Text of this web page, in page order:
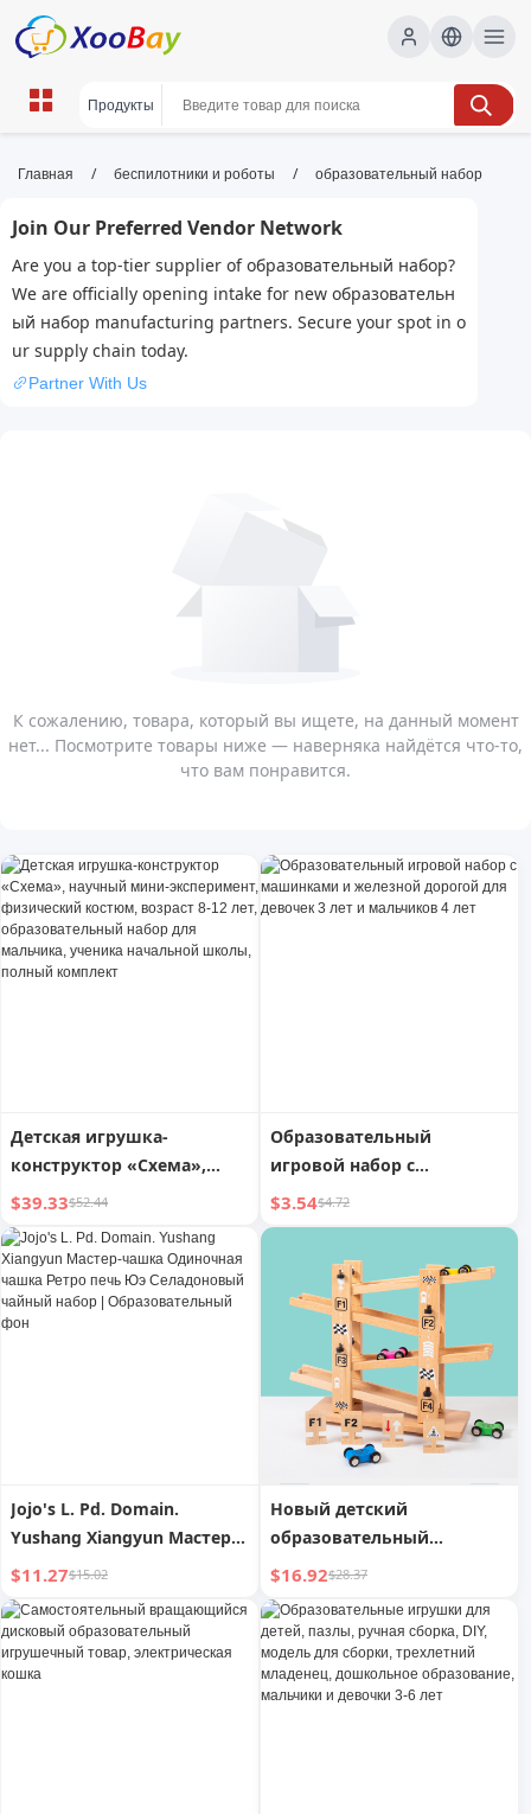
образовательный набор | XOOBAY
образовательный набор, обучение, развитие,
wholesale образовательный набор, XOOBAY
Набор для эффективного обучения: практические
материалы и задания.
Главная / беспилотники и роботы / образовательный набор
Join Our Preferred Vendor Network
Are you a top-tier supplier of образовательный набор?
We are officially opening intake for new образовательн
ый набор manufacturing partners. Secure your spot in o
ur supply chain today.
Partner With Us
К сожалению, товара, который вы ищете, на данный момент
нет... Посмотрите товары ниже — наверняка найдётся что-то,
что вам понравится.
Детская игрушка-
конструктор «Схема»,
научный мини-
эксперимент, физический
костюм, возраст 8-12 лет,
образовательный набор
для мальчика, ученика
$39.33$52.44
Образовательный
игровой набор с
машинками и железной
дорогой для девочек 3 лет
$3.54$4.72
Jojo's L. Pd. Domain.
Yushang Xiangyun Мастер-
чашка Одиночная чашка
Ретро печь Юэ
Селадоновый чайный
набор | Образовательный
фон
$11.27$15.02
Новый детский
образовательный
конструктор с
инерционным
оттягиванием и
гоночными машинами,
креативный сборный
гоночный автомобиль,
$16.92$28.37